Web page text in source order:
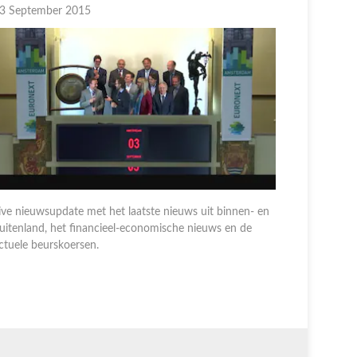
September 2015
nieuwsupdate met het laatste nieuws uit binnen- en
het financieel-economische nieuws en de
beurskoersen.